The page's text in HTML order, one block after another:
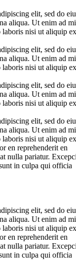
elit, sed do
aliqua. Ut enim ad
nisi ut aliquip
elit, sed do
aliqua. Ut enim ad
nisi ut aliquip
elit, sed do
aliqua. Ut enim ad
nisi ut aliquip
elit, sed do
aliqua. Ut enim ad
nisi ut aliquip
en reprehenderit en
nulla pariatur.
in culpa qui officia
elit, sed do
aliqua. Ut enim ad
nisi ut aliquip
en reprehenderit en
nulla pariatur.
in culpa qui officia